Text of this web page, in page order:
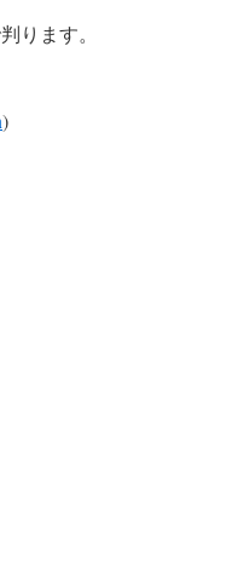
ります。
)